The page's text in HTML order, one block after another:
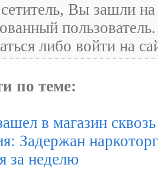
Вы зашли на
либо войти на
по теме:
в магазин
Задержан
за неделю